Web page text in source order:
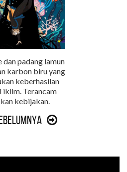
padang lamun
karbon biru yang
keberhasilan
iklim. Terancam
kebijakan.